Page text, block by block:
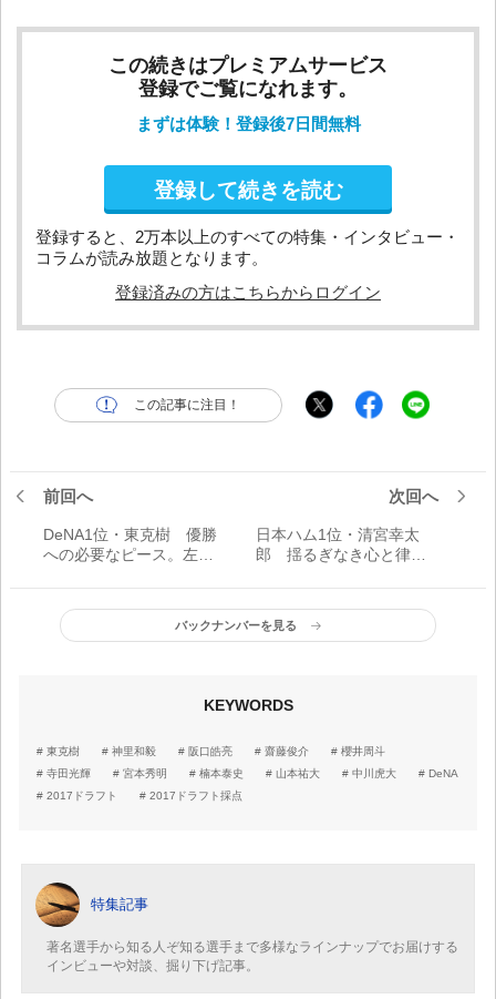
この続きはプレミアムサービス
登録でご覧になれます。
まずは体験！登録後7日間無料
登録して続きを読む
登録すると、2万本以上のすべての特集・インタビュー・
コラムが読み放題となります。
登録済みの方はこちらからログイン
この記事に注目！
前回へ
DeNA1位・東克樹 優勝
への必要なピース。左腕
次回へ
日本ハム1位・清宮幸太
郎 揺るぎなき心と律す
ートライン
バックナンバーを見る
KEYWORDS
東克樹 神里和毅 阪口皓亮 齋藤俊介
櫻井周斗
寺田光輝
宮本秀明 楠本泰史 山本祐大 中川虎大
DeNA
2017ドラフト
2017ドラフト採点
特集記事
著名選手から知る人ぞ知る選手まで多様なラインナップでお届けする
インビューや対談、掘り下げ記事。